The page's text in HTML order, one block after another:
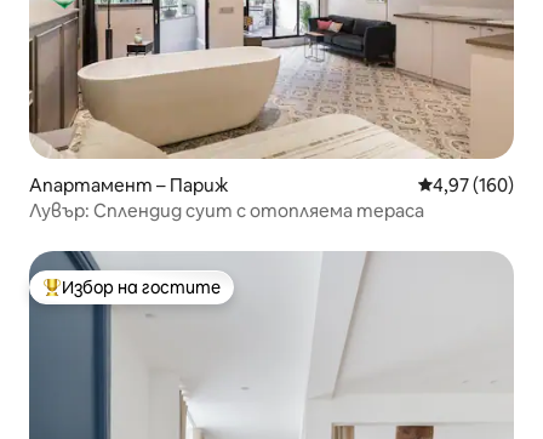
Апартамент – Париж Средна
4,97 (160)
Лувър: Сплендид суит с отопляема тераса
Най-популярен избор на гостите
Избор на гостите